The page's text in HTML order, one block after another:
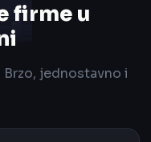
firme u
jednostavno i